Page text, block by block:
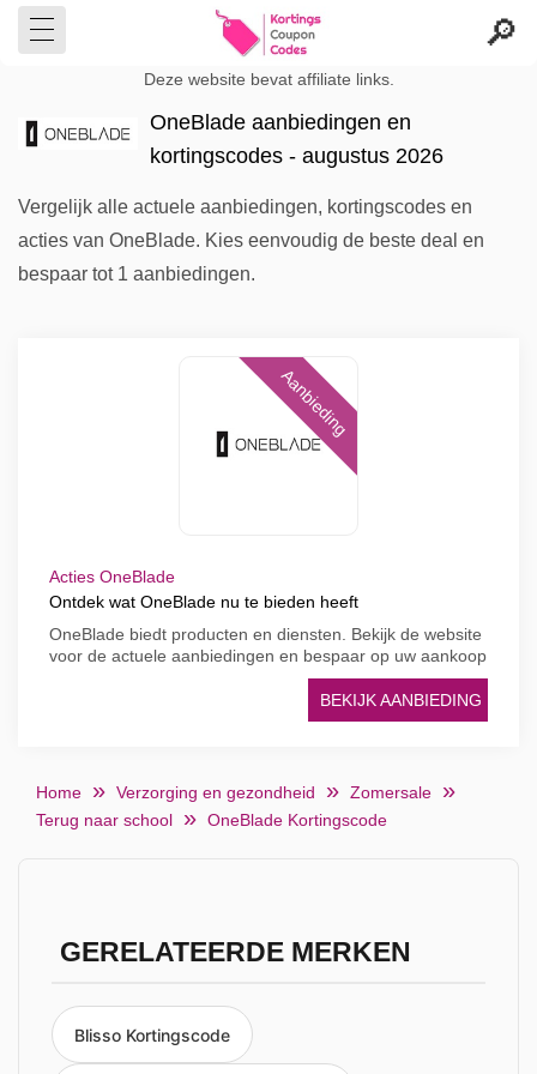
Deze website bevat affiliate links.
OneBlade aanbiedingen en
kortingscodes - augustus 2026
Vergelijk alle actuele aanbiedingen, kortingscodes en
acties van OneBlade. Kies eenvoudig de beste deal en
bespaar tot 1 aanbiedingen.
Aanbieding
Acties OneBlade
Ontdek wat OneBlade nu te bieden heeft
OneBlade biedt producten en diensten. Bekijk de website
voor de actuele aanbiedingen en bespaar op uw aankoop
BEKIJK AANBIEDING
Home Verzorging en gezondheid
Zomersale
Terug naar school
OneBlade Kortingscode
GERELATEERDE MERKEN
Blisso Kortingscode